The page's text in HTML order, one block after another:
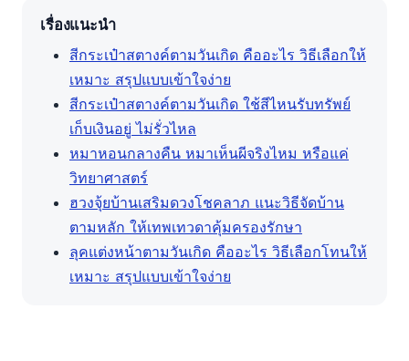
เรื่องแนะนำ
สีกระเป๋าสตางค์ตามวันเกิด คืออะไร วิธีเลือกให้
เหมาะ สรุปแบบเข้าใจง่าย
สีกระเป๋าสตางค์ตามวันเกิด ใช้สีไหนรับทรัพย์
เก็บเงินอยู่ ไม่รั่วไหล
หมาหอนกลางคืน หมาเห็นผีจริงไหม หรือแค่
วิทยาศาสตร์
ฮวงจุ้ยบ้านเสริมดวงโชคลาภ แนะวิธีจัดบ้าน
ตามหลัก ให้เทพเทวดาคุ้มครองรักษา
ลุคแต่งหน้าตามวันเกิด คืออะไร วิธีเลือกโทนให้
เหมาะ สรุปแบบเข้าใจง่าย